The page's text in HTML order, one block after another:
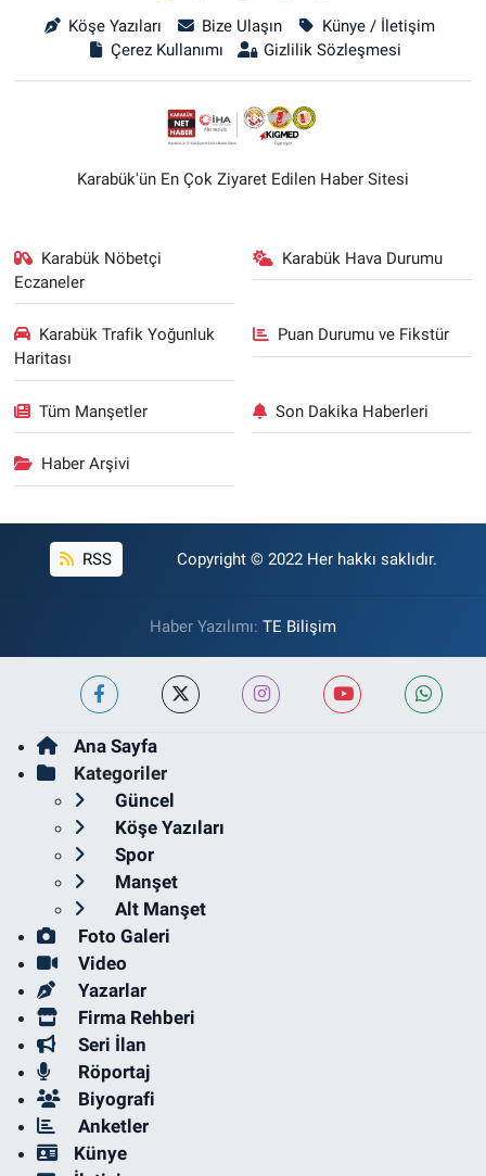
Köşe Yazıları Bize Ulaşın
Künye / İletişim
Çerez Kullanımı
Gizlilik Sözleşmesi
Karabük'ün En Çok Ziyaret Edilen Haber Sitesi
Karabük Nöbetçi
Eczaneler
Karabük Hava Durumu
Karabük Trafik Yoğunluk
Haritası
Puan Durumu ve Fikstür
Tüm Manşetler Son Dakika Haberleri
Haber Arşivi
RSS Copyright © 2022 Her hakkı saklıdır.
Haber Yazılımı: TE Bilişim
Ana Sayfa
Kategoriler
Güncel
Köşe Yazıları
Spor
Manşet
Alt Manşet
Foto Galeri
Video
Yazarlar
Firma Rehberi
Seri İlan
Röportaj
Biyografi
Anketler
Künye